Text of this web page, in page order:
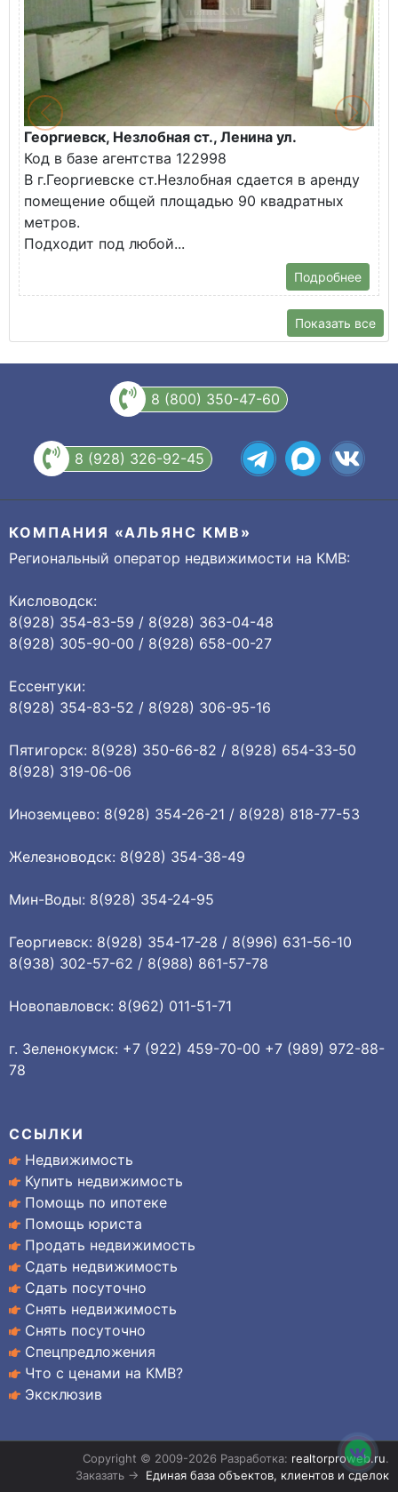
Георгиевск, Незлобная ст., Ленина ул.
Код в базе агентства 122998
В г.Георгиевске ст.Незлобная сдается в аренду
помещение общей площадью 90 квадратных
метров.
Подходит под любой...
Подробнее
Показать все
8 (800) 350-47-60
8 (928) 326-92-45
КОМПАНИЯ «АЛЬЯНС КМВ»
Региональный оператор недвижимости на КМВ:
Кисловодск:
8(928) 354-83-59 / 8(928) 363-04-48
8(928) 305-90-00 / 8(928) 658-00-27
Ессентуки:
8(928) 354-83-52 / 8(928) 306-95-16
Пятигорск: 8(928) 350-66-82 / 8(928) 654-33-50
8(928) 319-06-06
Иноземцево: 8(928) 354-26-21 / 8(928) 818-77-53
Железноводск: 8(928) 354-38-49
Мин-Воды: 8(928) 354-24-95
Георгиевск: 8(928) 354-17-28 / 8(996) 631-56-10
8(938) 302-57-62 / 8(988) 861-57-78
Новопавловск: 8(962) 011-51-71
г. Зеленокумск: +7 (922) 459-70-00 +7 (989) 972-88-
78
ССЫЛКИ
Недвижимость
Купить недвижимость
Помощь по ипотеке
Помощь юриста
Продать недвижимость
Сдать недвижимость
Сдать посуточно
Снять недвижимость
Снять посуточно
Спецпредложения
Что с ценами на КМВ?
Эксклюзив
Copyright © 2009-2026 Разработка: realtorproweb.ru.
Заказать → Единая база объектов, клиентов и сделок